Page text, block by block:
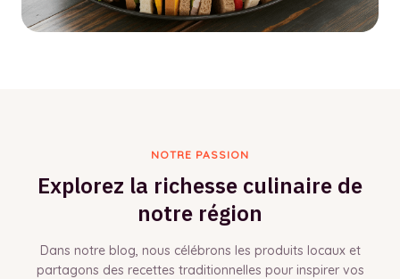
NOTRE PASSION
Explorez la richesse culinaire de
notre région
Dans notre blog, nous célébrons les produits locaux et
partagons des recettes traditionnelles pour inspirer vos